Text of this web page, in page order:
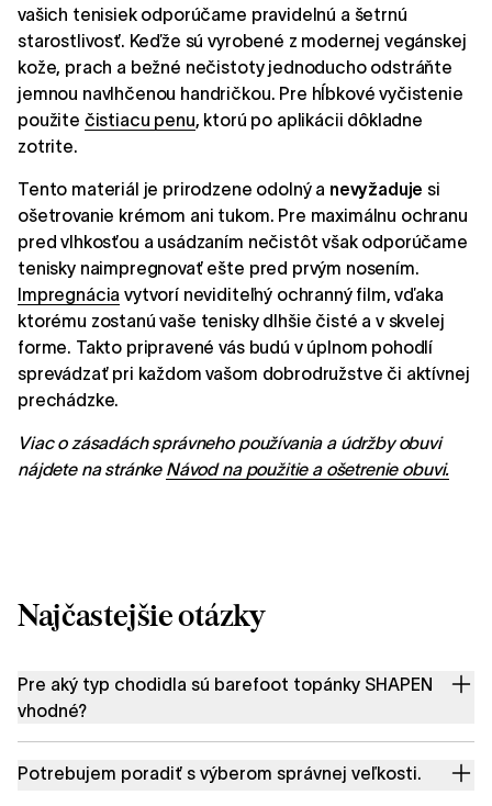
vašich tenisiek odporúčame pravidelnú a šetrnú
starostlivosť. Keďže sú vyrobené z modernej vegánskej
kože, prach a bežné nečistoty jednoducho odstráňte
jemnou navlhčenou handričkou. Pre hĺbkové vyčistenie
použite čistiacu penu, ktorú po aplikácii dôkladne
zotrite.
Tento materiál je prirodzene odolný a nevyžadujesi
ošetrovanie krémom ani tukom. Pre maximálnu ochranu
pred vlhkosťou a usádzaním nečistôt však odporúčame
tenisky naimpregnovať ešte pred prvým nosením.
Impregnácia vytvorí neviditeľný ochranný film, vďaka
ktorému zostanú vaše tenisky dlhšie čisté a v skvelej
forme. Takto pripravené vás budú v úplnom pohodlí
sprevádzať pri každom vašom dobrodružstve či aktívnej
prechádzke.
Viac o zásadách správneho používania a údržby obuvi
nájdete na stránke Návod na použitie a ošetrenie obuvi.
Najčastejšie otázky
Pre aký typ chodidla sú barefoot topánky SHAPEN
vhodné?
Potrebujem poradiť s výberom správnej veľkosti.